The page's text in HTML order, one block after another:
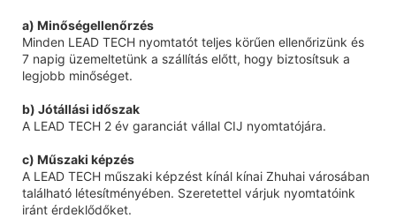
a) Minőségellenőrzés
Minden LEAD TECH nyomtatót teljes körűen ellenőrizünk és
7 napig üzemeltetünk a szállítás előtt, hogy biztosítsuk a
legjobb minőséget.
b) Jótállási időszak
A LEAD TECH 2 év garanciát vállal CIJ nyomtatójára.
c) Műszaki képzés
A LEAD TECH műszaki képzést kínál kínai Zhuhai városában
található létesítményében. Szeretettel várjuk nyomtatóink
iránt érdeklődőket.